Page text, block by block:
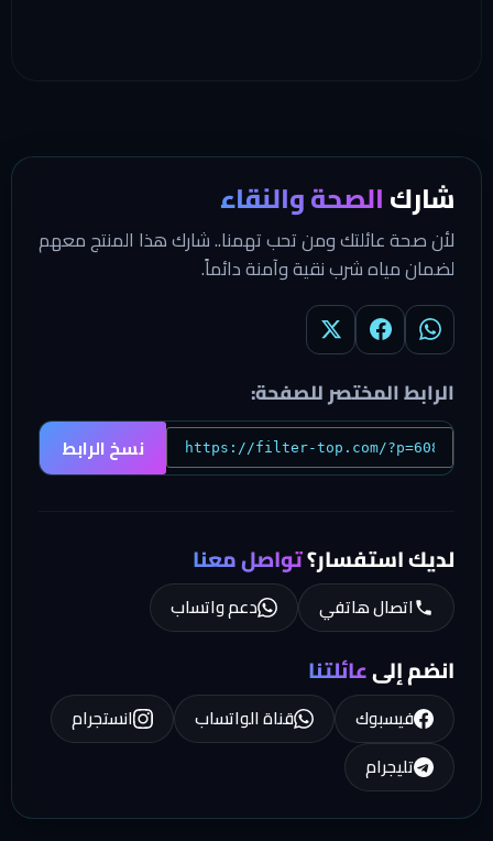
شاركالصحة والنقاء
لأن صحة عائلتك ومن تحب تهمنا.. شارك هذا المنتج معهم
لضمان مياه شرب نقية وآمنة دائماً.
الرابط المختصر للصفحة:
نسخ الرابط
لديك استفسار؟تواصل معنا
اتصال هاتفي دعم واتساب
انضم إلىعائلتنا
فيسبوك قناة الواتساب
انستجرام
تليجرام